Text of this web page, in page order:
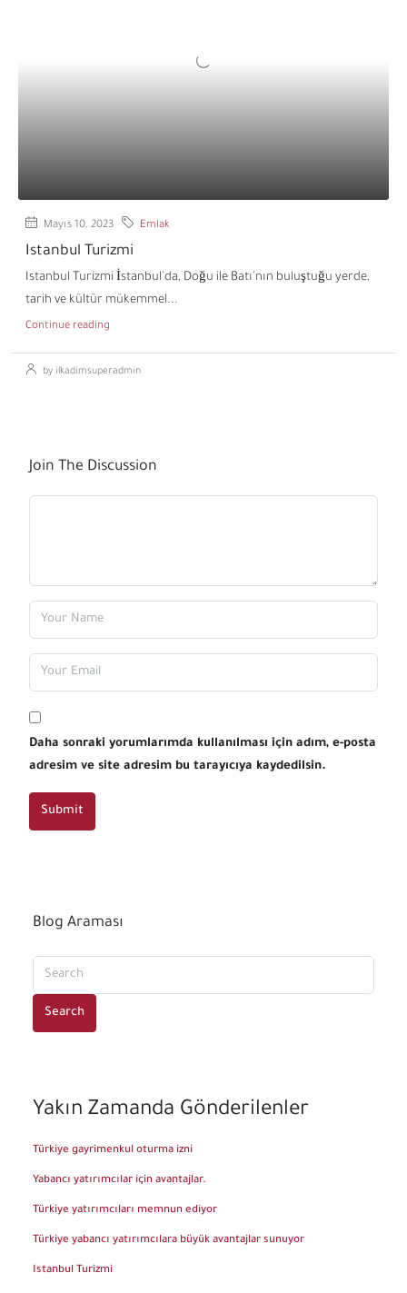
Mayıs 10, 2023 Emlak
Istanbul Turizmi
Istanbul Turizmi İstanbul'da, Doğu ile Batı'nın buluştuğu yerde,
tarih ve kültür mükemmel...
Continue reading
by ilkadimsuperadmin
Join The Discussion
Daha sonraki yorumlarımda kullanılması için adım, e-posta
adresim ve site adresim bu tarayıcıya kaydedilsin.
Submit
Blog Araması
Search
Yakın Zamanda Gönderilenler
Türkiye gayrimenkul oturma izni
Yabancı yatırımcılar için avantajlar.
Türkiye yatırımcıları memnun ediyor
Türkiye yabancı yatırımcılara büyük avantajlar sunuyor
Istanbul Turizmi